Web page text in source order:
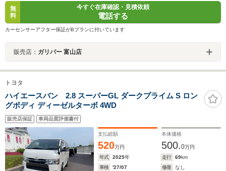
無
料
今すぐ在庫確認・見積依頼
電話する
カーセンサーアフター保証がBプランに付いています
販売店： ガリバー 富山店
トヨタ
ハイエースバン 2.8 スーパーGL ダークプライム S ロン
グボディ ディーゼルターボ 4WD
販売店保証 車両品質評価書付
支払総額
520万円
本体価格
500.0万円
年式
2025年 走行 69km
車検
'27/07 修復
なし